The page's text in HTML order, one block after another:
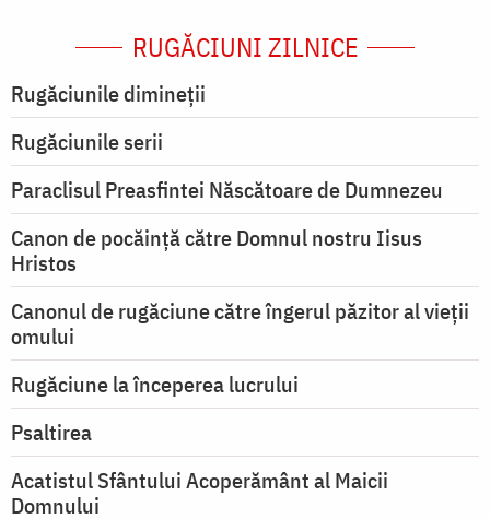
RUGĂCIUNI ZILNICE
Rugăciunile dimineții
Rugăciunile serii
Paraclisul Preasfintei Născătoare de Dumnezeu
Canon de pocăință către Domnul nostru Iisus
Hristos
Canonul de rugăciune către îngerul păzitor al vieții
omului
Rugăciune la începerea lucrului
Psaltirea
Acatistul Sfântului Acoperământ al Maicii
Domnului